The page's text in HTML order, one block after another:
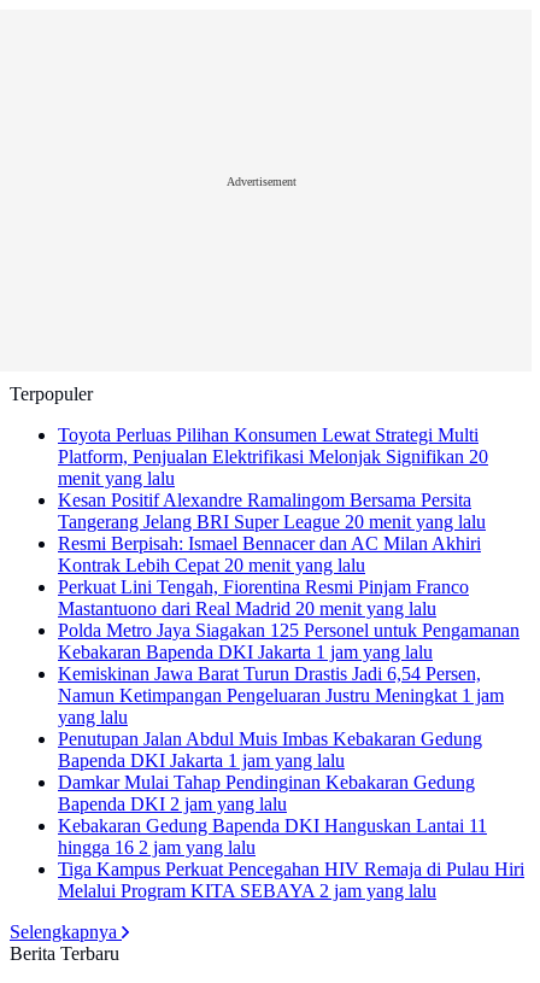
Advertisement
Terpopuler
Toyota Perluas Pilihan Konsumen Lewat Strategi Multi
Platform, Penjualan Elektrifikasi Melonjak Signifikan 20
menit yang lalu
Kesan Positif Alexandre Ramalingom Bersama Persita
Tangerang Jelang BRI Super League 20 menit yang lalu
Resmi Berpisah: Ismael Bennacer dan AC Milan Akhiri
Kontrak Lebih Cepat 20 menit yang lalu
Perkuat Lini Tengah, Fiorentina Resmi Pinjam Franco
Mastantuono dari Real Madrid 20 menit yang lalu
Polda Metro Jaya Siagakan 125 Personel untuk Pengamanan
Kebakaran Bapenda DKI Jakarta 1 jam yang lalu
Kemiskinan Jawa Barat Turun Drastis Jadi 6,54 Persen,
Namun Ketimpangan Pengeluaran Justru Meningkat 1 jam
yang lalu
Penutupan Jalan Abdul Muis Imbas Kebakaran Gedung
Bapenda DKI Jakarta 1 jam yang lalu
Damkar Mulai Tahap Pendinginan Kebakaran Gedung
Bapenda DKI 2 jam yang lalu
Kebakaran Gedung Bapenda DKI Hanguskan Lantai 11
hingga 16 2 jam yang lalu
Tiga Kampus Perkuat Pencegahan HIV Remaja di Pulau Hiri
Melalui Program KITA SEBAYA 2 jam yang lalu
Selengkapnya
Berita Terbaru